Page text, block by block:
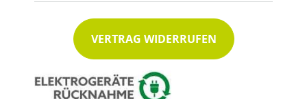
VERTRAG WIDERRUFEN